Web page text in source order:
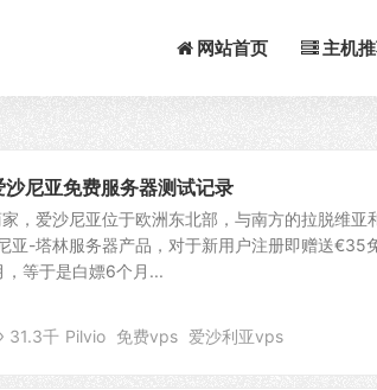
网站首页 主机
尼亚免费服务器测试记录
，爱沙尼亚位于欧洲东北部，与南方的拉脱维亚
亚-塔林服务器产品，对于新用户注册即赠送€35
等于是白嫖6个月...
31.3千 Pilvio 免费vps 爱沙利亚vps